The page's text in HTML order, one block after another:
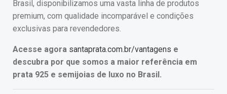
Brasil, disponibilizamos uma vasta linha de produtos
premium, com qualidade incomparável e condições
exclusivas para revendedores.
Acesse agora santaprata.com.br/vantagens e
descubra por que somos a maior referência em
prata 925 e semijoias de luxo no Brasil.